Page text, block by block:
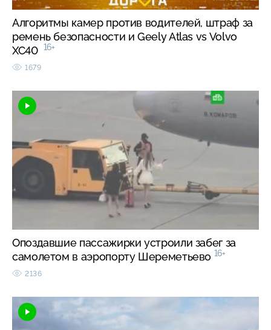
Алгоритмы камер против водителей, штраф за
ремень безопасности и Geely Atlas vs Volvo
XC40 16+
1679
Опоздавшие пассажирки устроили забег за
самолетом в аэропорту Шереметьево 16+
2136